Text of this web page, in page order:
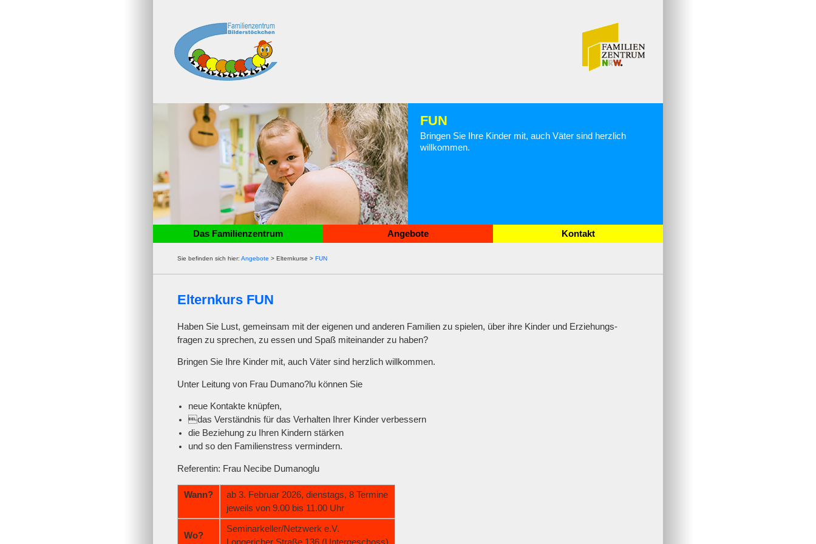
FUN
Bringen Sie Ihre Kinder mit, auch Väter sind herzlich
willkommen.
Das Familienzentrum Angebote Kontakt
Sie befinden sich hier: Angebote > Elternkurse > FUN
Elternkurs FUN
Haben Sie Lust, gemeinsam mit der eigenen und anderen ­Familien zu spielen, über ihre Kinder und Erziehungs­
fragen zu sprechen, zu essen und Spaß miteinander zu haben?
Bringen Sie Ihre Kinder mit, auch Väter sind herzlich willkommen.
Unter Leitung von Frau Dumano?lu können Sie
neue Kontakte knüpfen,
das Verständnis für das Verhalten Ihrer Kinder verbessern
die Beziehung zu Ihren Kindern stärken
und so den Familienstress vermindern.
Referentin: Frau Necibe Dumanoglu
Wann?
ab 3. Februar 2026, dienstags, 8 Termine
jeweils von 9.00 bis 11.00 Uhr
Wo?
Seminarkeller/Netzwerk e.V.
Longericher Straße 136 (Untergeschoss)